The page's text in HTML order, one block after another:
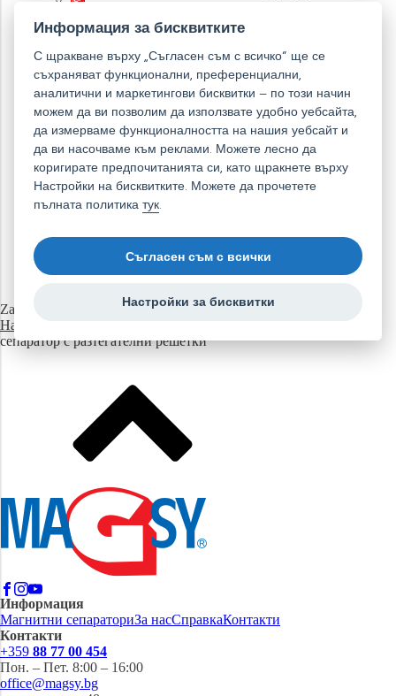
Zavřít
Начална страница
сепаратор с разтегателни решетки
Информация
Магнитни сепараториЗа насСправкаКонтакти
Контакти
+359 88 77 00 454
Пон. – Пет. 8:00 – 16:00
office@magsy.bg
Информация за бисквитките
С щракване върху „Съгласен съм с всичко“ ще се
съхраняват функционални, преференциални,
аналитични и маркетингови бисквитки – по този начин
можем да ви позволим да използвате удобно уебсайта,
да измерваме функционалността на нашия уебсайт и
да ви насочваме към реклами. Можете лесно да
коригирате предпочитанията си, като щракнете върху
Настройки на бисквитките. Можете да прочетете
пълната политикатук.
Съгласен съм с всички
Настройки за бисквитки